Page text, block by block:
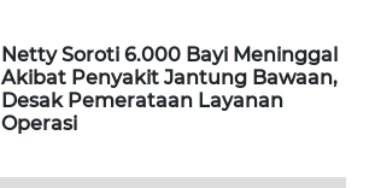
Netty Soroti 6.000 Bayi Meninggal
Akibat Penyakit Jantung Bawaan,
Desak Pemerataan Layanan
Operasi